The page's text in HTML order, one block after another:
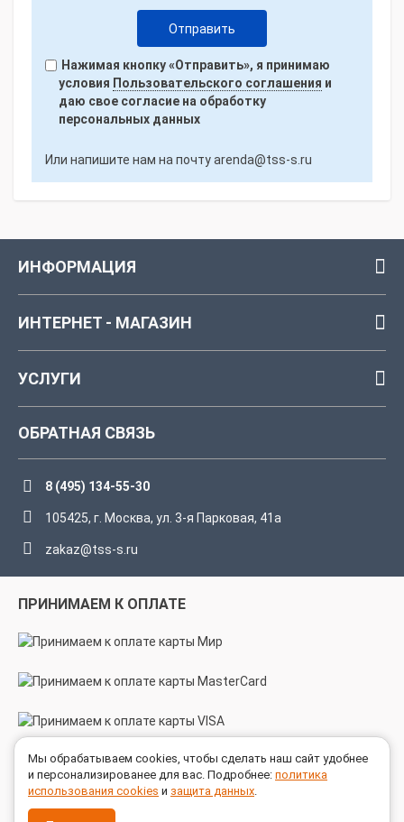
Нажимая кнопку «Отправить», я принимаю
условия Пользовательского соглашения и
даю свое согласие на обработку
персональных данных
Или напишите нам на почтуarenda@tss-s.ru
ИНФОРМАЦИЯ
ИНТЕРНЕТ - МАГАЗИН
УСЛУГИ
ОБРАТНАЯ СВЯЗЬ
8 (495) 134-55-30
105425, г. Москва, ул. 3-я Парковая, 41а
zakaz@tss-s.ru
ПРИНИМАЕМ К ОПЛАТЕ
МЫ В СОЦСЕТЯХ
Мы обрабатываем cookies, чтобы сделать наш сайт удобнее
и персонализированее для вас. Подробнее: политика
использования cookies и защита данных.